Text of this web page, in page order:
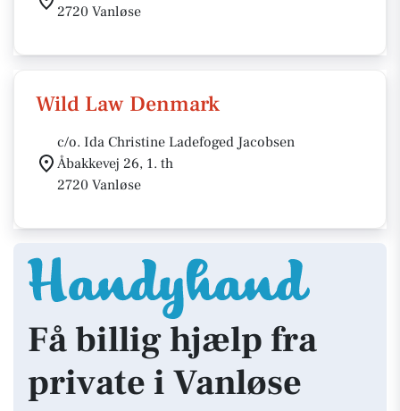
2720 Vanløse
Wild Law Denmark
c/o. Ida Christine Ladefoged Jacobsen
Åbakkevej 26, 1. th
2720 Vanløse
Få billig hjælp fra
private i Vanløse